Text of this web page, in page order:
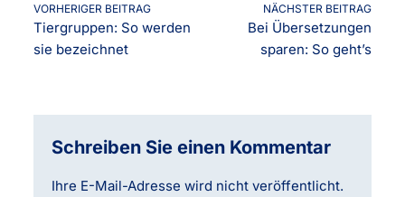
VORHERIGER BEITRAG
Tiergruppen: So werden
sie bezeichnet
NÄCHSTER BEITRAG
Bei Übersetzungen
sparen: So geht’s
Schreiben Sie einen Kommentar
Ihre E-Mail-Adresse wird nicht veröffentlicht.